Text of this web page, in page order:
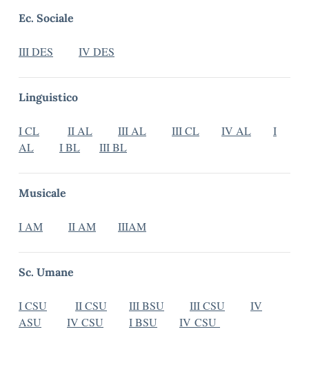
Ec. Sociale
III DES IV DES
Linguistico
I CL II AL III AL III CL IV AL
I
AL
I BL III BL
Musicale
I AM II AM IIIAM
Sc. Umane
I CSU II CSU III BSU III CSU
IV
ASU
IV CSU I BSU IV CSU